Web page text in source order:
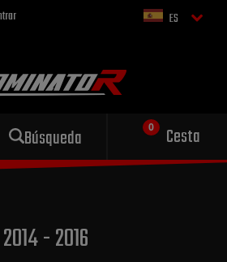
ES
Búsqueda Cesta
Escape deportivo
para tu motocicleta
- 2016